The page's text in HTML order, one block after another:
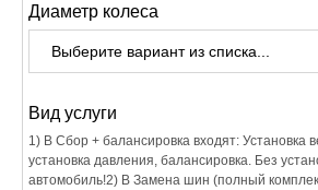
Диаметр колеса
Вид услуги
1) В Сбор + балансировка входят: Установка
установка давления, балансировка. Без
автомобиль!2) В Замена шин (полный